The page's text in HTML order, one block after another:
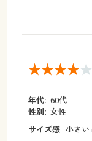
年代: 60代
性別: 女性
サイズ感 小さい